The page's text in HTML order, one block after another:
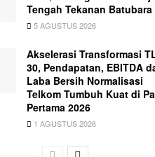
Tengah Tekanan Batubara
5 AGUSTUS 2026
Akselerasi Transformasi
30, Pendapatan, EBITDA
Laba Bersih Normalisasi
Telkom Tumbuh Kuat di
Pertama 2026
1 AGUSTUS 2026